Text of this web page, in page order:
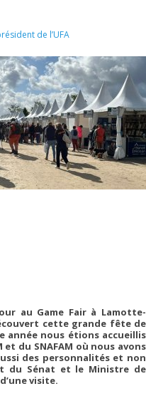
de l’UFA
au Game Fair à Lamotte-
cette grande fête de
année nous étions accueillis
du SNAFAM où nous avons
des personnalités et non
du Sénat et le Ministre de
visite.